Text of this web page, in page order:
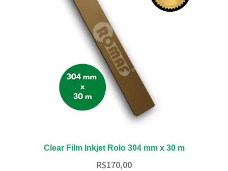
Clear Film Inkjet Rolo 304 mm x 30 m
R$170,00